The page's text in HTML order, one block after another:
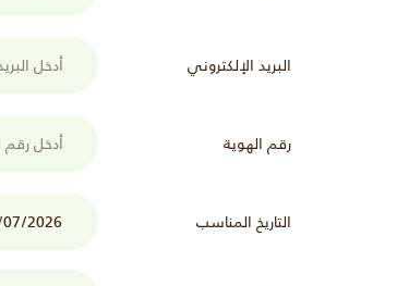
البريد الإلكتروني
رقم الهوية
التاريخ المناسب